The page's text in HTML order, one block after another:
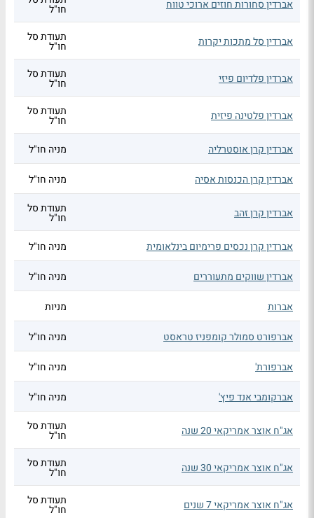
אברדין סחורות חוזים ארוכי טווח חו"ל
אברדין סל מתכות יקרות תעודת סל
חו"ל
אברדין פלדיום פיזי תעודת סל
חו"ל
אברדין פלטינה פיזית תעודת סל
חו"ל
אברדין קרן אוסטרליה
מניה חו"ל
אברדין קרן הכנסות אסיה מניה חו"ל
אברדין קרן זהב תעודת סל
חו"ל
אברדין קרן נכסים פרימיום בינלאומית
מניה חו"ל
אברדין שווקים מתעוררים מניה חו"ל
אברות מניות
אברפורט סמולר קומפניז טראסט מניה חו"ל
אברפורת' מניה חו"ל
אברקומבי אנד פיץ' מניה חו"ל
אג"ח אוצר אמריקאי 20 שנה תעודת סל
חו"ל
אג"ח אוצר אמריקאי 30 שנה תעודת סל
חו"ל
אג"ח אוצר אמריקאי 7 שנים תעודת סל
חו"ל